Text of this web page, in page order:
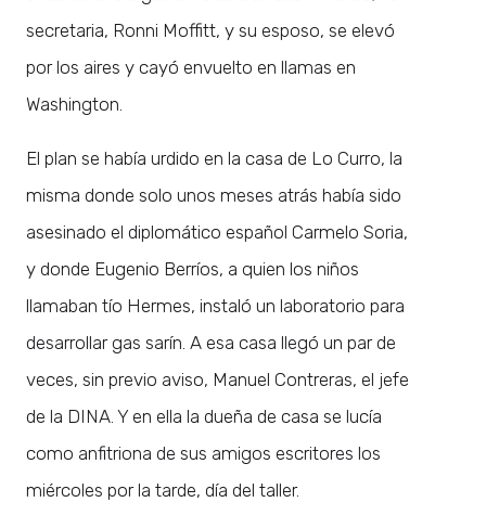
secretaria, Ronni Moffitt, y su esposo, se elevó
por los aires y cayó envuelto en llamas en
Washington.
El plan se había urdido en la casa de Lo Curro, la
misma donde solo unos meses atrás había sido
asesinado el diplomático español Carmelo Soria,
y donde Eugenio Berríos, a quien los niños
llamaban tío Hermes, instaló un laboratorio para
desarrollar gas sarín. A esa casa llegó un par de
veces, sin previo aviso, Manuel Contreras, el jefe
de la DINA. Y en ella la dueña de casa se lucía
como anfitriona de sus amigos escritores los
miércoles por la tarde, día del taller.